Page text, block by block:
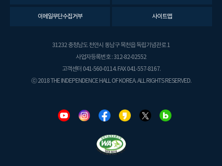
이메일무단수집거부 사이트맵
31232 충청남도 천안시 동남구 목천읍 독립기념관로 1
사업자등록번호 : 312-82-02552
고객센터 041-560-0114. FAX 041-557-8167.
ⓒ 2018 THE INDEPENDENCE HALL OF KOREA. ALL RIGHTS RESERVED.